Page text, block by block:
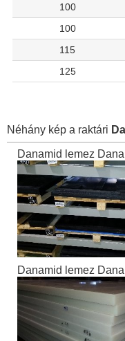
100
100
115
125
Néhány kép a raktári
Danamid lemez
Danamid lemez